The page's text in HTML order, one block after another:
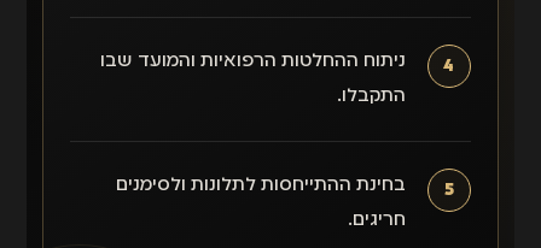
ניתוח ההחלטות הרפואיות והמועד שבו
התקבלו.
בחינת ההתייחסות לתלונות ולסימנים
חריגים.